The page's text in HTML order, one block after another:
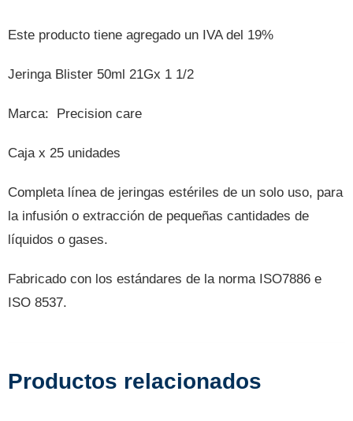
Este producto tiene agregado un IVA del 19%
Jeringa Blister 50ml 21Gx 1 1/2
Marca: Precision care
Caja x 25 unidades
Completa línea de jeringas estériles de un solo uso, para
la infusión o extracción de pequeñas cantidades de
líquidos o gases.
Fabricado con los estándares de la norma ISO7886 e
ISO 8537.
Productos relacionados